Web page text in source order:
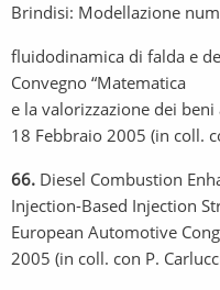
Brindisi: Modellazione
fluidodinamica di falda e
Convegno
e la valorizzazione dei
18 Febbraio 2005 (in coll.
66. Diesel Combustion
Injection-Based Injection
European Automotive
2005 (in coll. con P.